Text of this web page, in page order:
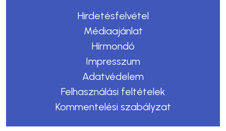
Hirdetésfelvétel
Médiaajánlat
Hírmondó
Impresszum
Adatvédelem
Felhasználási feltételek
Kommentelési szabályzat